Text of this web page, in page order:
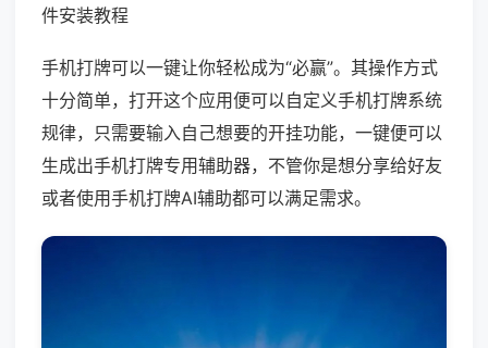
件安装教程
手机打牌可以一键让你轻松成为“必赢”。其操作方式
十分简单，打开这个应用便可以自定义手机打牌系统
规律，只需要输入自己想要的开挂功能，一键便可以
生成出手机打牌专用辅助器，不管你是想分享给好友
或者使用手机打牌AI辅助都可以满足需求。